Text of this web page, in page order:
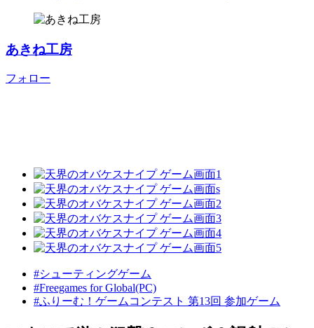
あきね工房
フォロー
#シューティングゲーム
#Freegames for Global(PC)
#ふりーむ！ゲームコンテスト 第13回 参加ゲーム